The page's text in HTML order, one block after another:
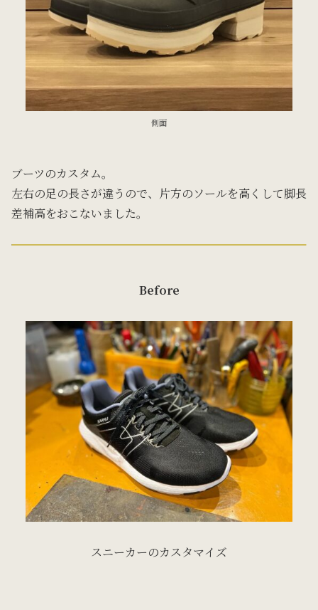
側面
ブーツのカスタム。
左右の足の長さが違うので、片方のソールを高くして脚長
差補高をおこないました。
Before
スニーカーのカスタマイズ